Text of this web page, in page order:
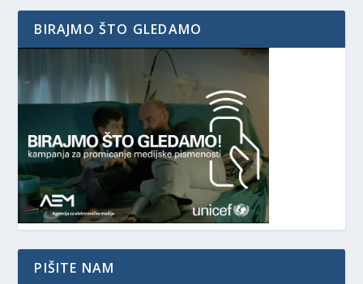
BIRAJMO ŠTO GLEDAMO
PIŠITE NAM